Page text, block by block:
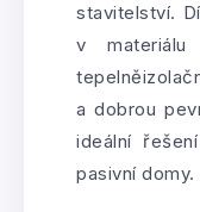
stavitelství.
v
a dobrou
ideální
pasivní domy.